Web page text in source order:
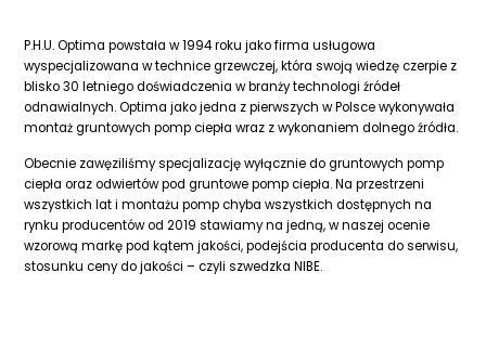
P.H.U. Optima powstała w 1994 roku jako firma usługowa
wyspecjalizowana w technice grzewczej, która swoją wiedzę czerpie z
blisko 30 letniego doświadczenia w branży technologi źródeł
odnawialnych. Optima jako jedna z pierwszych w Polsce wykonywała
montaż gruntowych pomp ciepła wraz z wykonaniem dolnego źródła.
Obecnie zawęziliśmy specjalizację wyłącznie do gruntowych pomp
ciepła oraz odwiertów pod gruntowe pomp ciepła. Na przestrzeni
wszystkich lat i montażu pomp chyba wszystkich dostępnych na
rynku producentów od 2019 stawiamy na jedną, w naszej ocenie
wzorową markę pod kątem jakości, podejścia producenta do serwisu,
stosunku ceny do jakości – czyli szwedzka NIBE.